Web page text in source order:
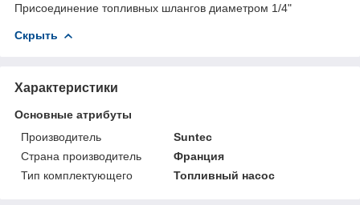
Присоединение топливных шлангов диаметром 1/4"
Скрыть
Характеристики
Основные атрибуты
Производитель
Suntec
Страна производитель
Франция
Тип комплектующего
Топливный насос